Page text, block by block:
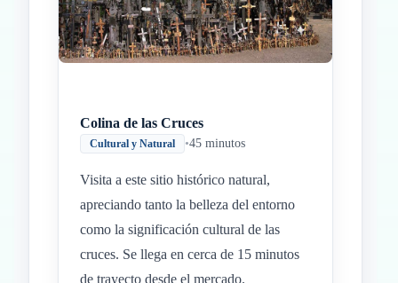
Colina de las Cruces
Cultural y Natural •45 minutos
Visita a este sitio histórico natural,
apreciando tanto la belleza del entorno
como la significación cultural de las
cruces. Se llega en cerca de 15 minutos
de trayecto desde el mercado.